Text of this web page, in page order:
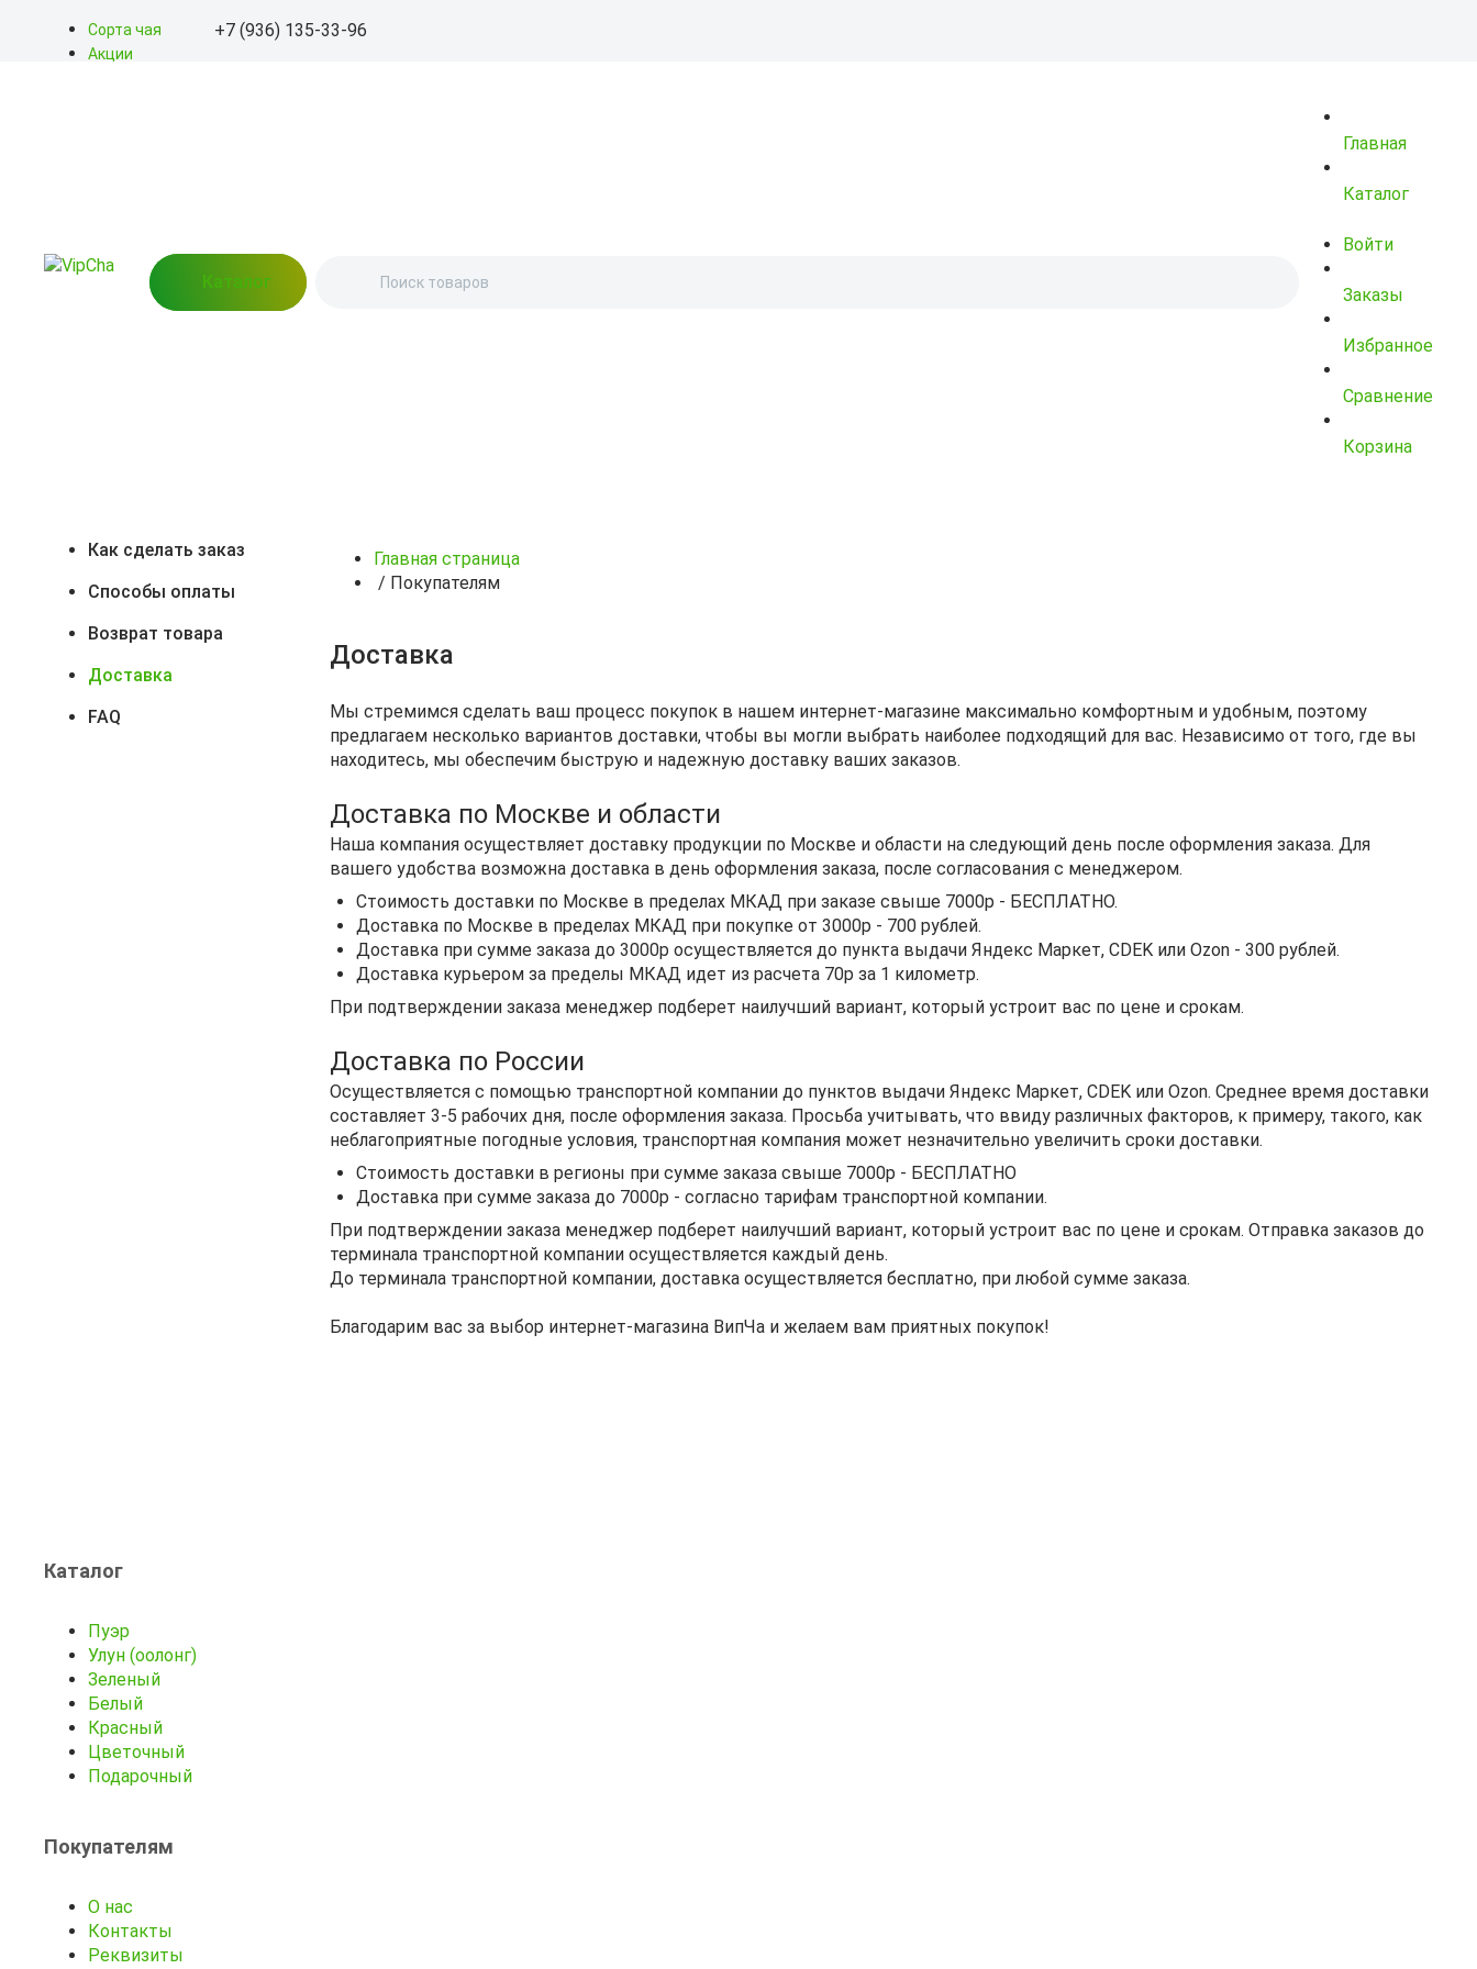
Сорта чая
Акции
+7 (936) 135-33-96
12 (Пункт выдачи)
Каталог
Главная
Каталог
Войти
Заказы
Избранное
Сравнение
Корзина
Как сделать заказ
Способы оплаты
Возврат товара
Доставка
FAQ
Главная страница
/ Покупателям
Доставка
Мы стремимся сделать ваш процесс покупок в нашем интернет-магазине максимально комфортным и удобным, поэтому
предлагаем несколько вариантов доставки, чтобы вы могли выбрать наиболее подходящий для вас. Независимо от того, где вы
находитесь, мы обеспечим быструю и надежную доставку ваших заказов.
Доставка по Москве и области
Наша компания осуществляет доставку продукции по Москве и области на следующий день после оформления заказа. Для
вашего удобства возможна доставка в день оформления заказа, после согласования с менеджером.
Стоимость доставки по Москве в пределах МКАД при заказе свыше 7000р - БЕСПЛАТНО.
Доставка по Москве в пределах МКАД при покупке от 3000р - 700 рублей.
Доставка при сумме заказа до 3000р осуществляется до пункта выдачи Яндекс Маркет, CDEK или Ozon - 300 рублей.
Доставка курьером за пределы МКАД идет из расчета 70р за 1 километр.
При подтверждении заказа менеджер подберет наилучший вариант, который устроит вас по цене и срокам.
Доставка по России
Осуществляется с помощью транспортной компании до пунктов выдачи Яндекс Маркет, CDEK или Ozon. Среднее время доставки
составляет 3-5 рабочих дня, после оформления заказа. Просьба учитывать, что ввиду различных факторов, к примеру, такого, как
неблагоприятные погодные условия, транспортная компания может незначительно увеличить сроки доставки.
Стоимость доставки в регионы при сумме заказа свыше 7000р - БЕСПЛАТНО
Доставка при сумме заказа до 7000р - согласно тарифам транспортной компании.
При подтверждении заказа менеджер подберет наилучший вариант, который устроит вас по цене и срокам. Отправка заказов до
терминала транспортной компании осуществляется каждый день.
До терминала транспортной компании, доставка осуществляется бесплатно, при любой сумме заказа.
Благодарим вас за выбор интернет-магазина ВипЧа и желаем вам приятных покупок!
Каталог
Пуэр
Улун (оолонг)
Зеленый
Белый
Красный
Цветочный
Подарочный
Покупателям
О нас
Контакты
Реквизиты